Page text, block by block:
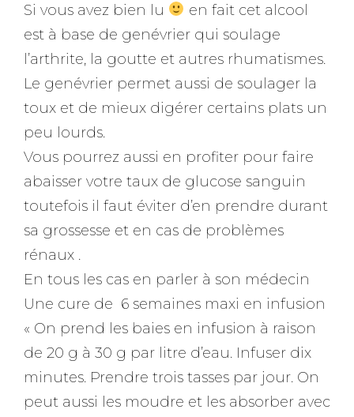
Si vous avez bien lu
en fait cet alcool
est à base de genévrier qui soulage
l’arthrite, la goutte et autres rhumatismes.
Le genévrier permet aussi de soulager la
toux et de mieux digérer certains plats un
peu lourds.
Vous pourrez aussi en profiter pour faire
abaisser votre taux de glucose sanguin
toutefois il faut éviter d’en prendre durant
sa grossesse et en cas de problèmes
rénaux .
En tous les cas en parler à son médecin
Une cure de 6 semaines maxi en infusion
« On prend les baies en infusion à raison
de 20 g à 30 g par litre d’eau. Infuser dix
minutes. Prendre trois tasses par jour. On
peut aussi les moudre et les absorber avec